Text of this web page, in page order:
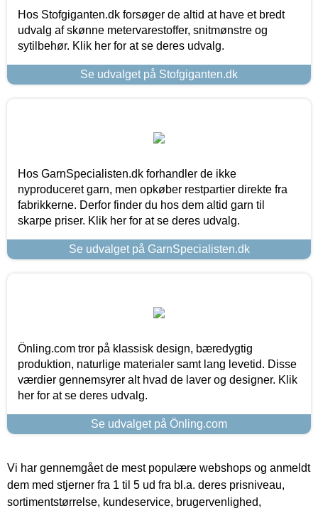
Hos Stofgiganten.dk forsøger de altid at have et bredt
udvalg af skønne metervarestoffer, snitmønstre og
sytilbehør. Klik her for at se deres udvalg.
Se udvalget på Stofgiganten.dk
Hos GarnSpecialisten.dk forhandler de ikke
nyproduceret garn, men opkøber restpartier direkte fra
fabrikkerne. Derfor finder du hos dem altid garn til
skarpe priser. Klik her for at se deres udvalg.
Se udvalget på GarnSpecialisten.dk
Önling.com tror på klassisk design, bæredygtig
produktion, naturlige materialer samt lang levetid. Disse
værdier gennemsyrer alt hvad de laver og designer. Klik
her for at se deres udvalg.
Se udvalget på Önling.com
Vi har gennemgået de mest populære webshops og anmeldt
dem med stjerner fra 1 til 5 ud fra bl.a. deres prisniveau,
sortimentstørrelse, kundeservice, brugervenlighed,